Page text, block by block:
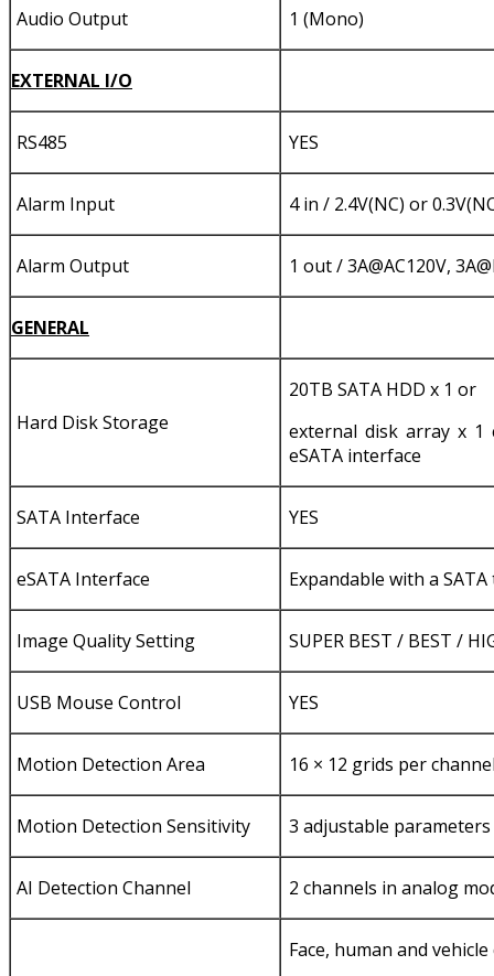
Audio Output 1 (Mono)
EXTERNAL I/O
RS485 YES
Alarm Input 4 in / 2.4V(NC) or
Alarm Output 1 out / 3A@AC120V,
GENERAL
Hard Disk Storage
20TB SATA HDD x 1 or
external disk array x 1
eSATA interface
SATA Interface YES
eSATA Interface Expandable with a SATA
Image Quality Setting SUPER BEST / BEST /
USB Mouse Control YES
Motion Detection Area 16 × 12 grids per
Motion Detection Sensitivity 3 adjustable
AI Detection Channel 2 channels in analog
Face, human and